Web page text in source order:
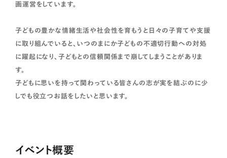
画運営をしています。
子どもの豊かな情緒生活や社会性を育もうと日々の子育てや支援
に取り組んでいると、いつのまにか子どもの不適切行動への対処
に躍起になり、子どもとの信頼関係まで崩してしまうことがありま
す。
子どもに思いを持って関わっている皆さんの志が実を結ぶのに少
しでも役立つお話をしたいと思います。
イベント概要